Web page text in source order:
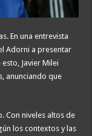
En una entrevista
Adorni a presentar
Javier Milei
anunciando que
Con niveles altos de
los contextos y las